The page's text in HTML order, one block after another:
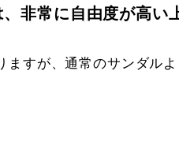
非常に自由度が高い
ますが、通常のサンダル